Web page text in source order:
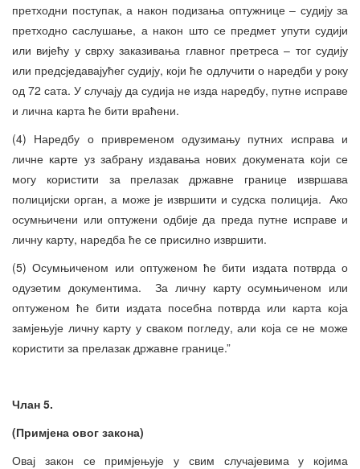
претходни поступак, а након подизања оптужнице – судију за
претходно саслушање, а након што се предмет упути судији
или вијећу у сврху заказивања главног претреса – тог судију
или предсједавајућег судију, који ће одлучити о наредби у року
од 72 сата. У случају да судија не изда наредбу, путне исправе
и лична карта ће бити враћени.
(4) Наредбу о привременом одузимању путних исправа и
личне карте уз забрану издавања нових докумената који се
могу користити за прелазак државне границе извршава
полицијски орган, а може је извршити и судска полиција. Ако
осумњичени или оптужени одбије да преда путне исправе и
личну карту, наредба ће се присилно извршити.
(5) Осумњиченом или оптуженом ће бити издата потврда о
одузетим документима. За личну карту осумњиченом или
оптуженом ће бити издата посебна потврда или карта која
замјењује личну карту у сваком погледу, али која се не може
користити за прелазак државне границе.”
Члан 5.
(Примјена овог закона)
Овај закон се примјењује у свим случајевима у којима